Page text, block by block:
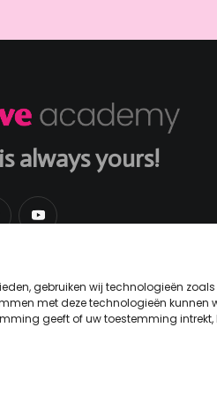
gebruiken wij technologieën
met deze technologieën kunnen
geeft of uw toestemming
always yours!